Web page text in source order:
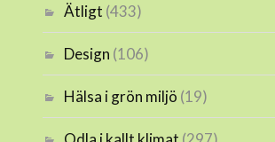
Ätligt (433)
Design (106)
Hälsa i grön miljö (19)